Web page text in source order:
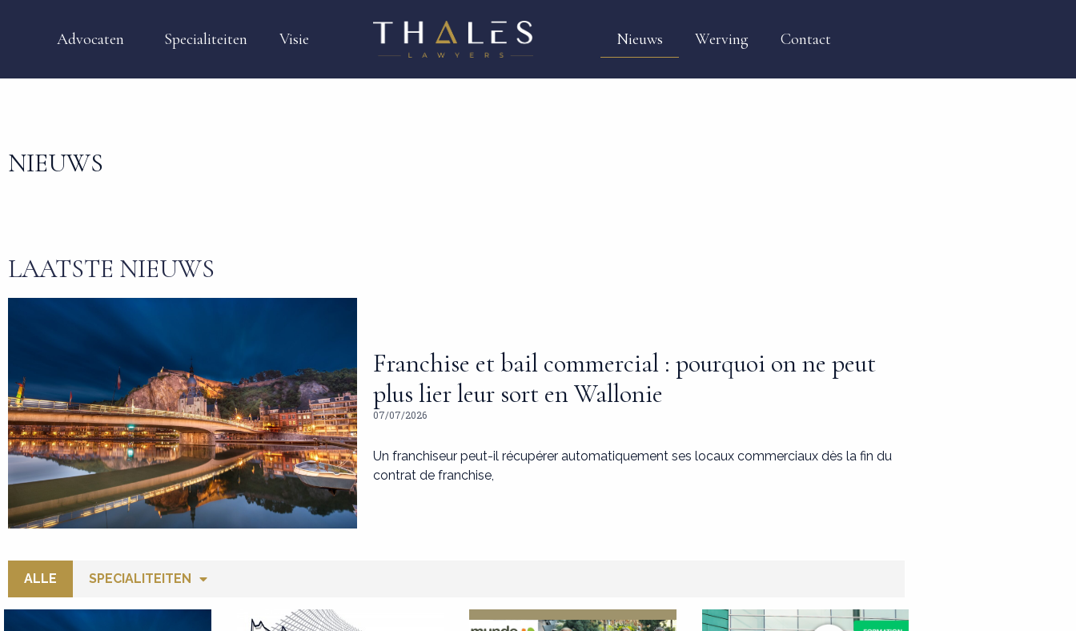
Advocaten Specialiteiten Visie Nieuws Werving Contact
NIEUWS
LAATSTE NIEUWS
Franchise et bail commercial : pourquoi on ne peut
plus lier leur sort en Wallonie
07/07/2026
Un franchiseur peut-il récupérer automatiquement ses locaux commerciaux dès la fin du
contrat de franchise,
ALLE SPECIALITEITEN